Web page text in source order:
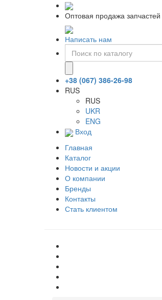
Оптовая продажа
Написать нам
+38 (067) 386-26-98
RUS
RUS
UKR
ENG
Вход
Главная
Каталог
Новости и акции
О компании
Бренды
Контакты
Стать клиентом